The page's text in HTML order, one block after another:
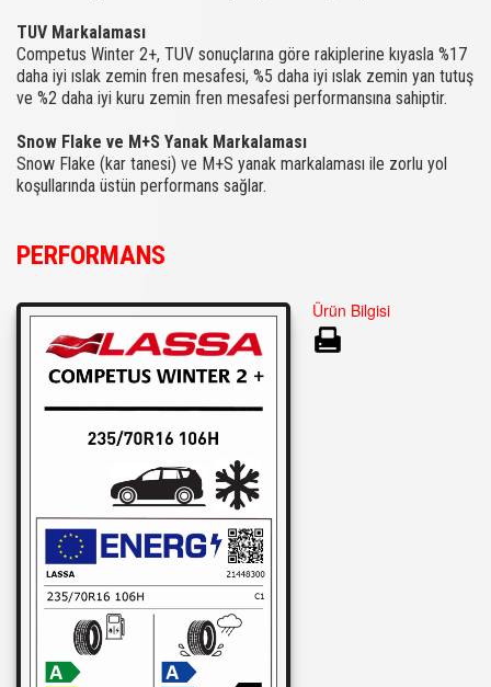
TUV Markalaması
Competus Winter 2+, TUV sonuçlarına göre rakiplerine kıyasla %17
daha iyi ıslak zemin fren mesafesi, %5 daha iyi ıslak zemin yan tutuş
ve %2 daha iyi kuru zemin fren mesafesi performansına sahiptir.
Snow Flake ve M+S Yanak Markalaması
Snow Flake (kar tanesi) ve M+S yanak markalaması ile zorlu yol
koşullarında üstün performans sağlar.
PERFORMANS
Ürün Bilgisi